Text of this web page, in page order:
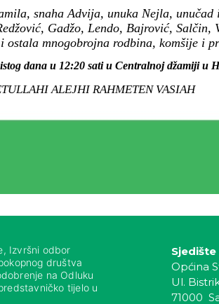
snaha Advija, unuka Nejla, unučad
Gadžo, Lendo, Bajrović, Salčin,
ostala mnogobrojna rodbina, komšije i
dana u 12:20 sati u Centralnoj džamiji u
ALEJHI RAHMETEN VASIAH
Izvršni odbor
društva
na Odluku
tijelo u
Općina
Ul.
71000